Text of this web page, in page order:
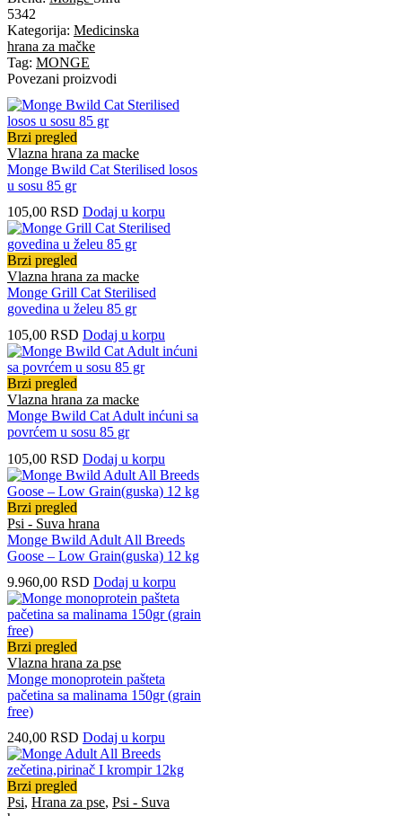
5342
Kategorija: Medicinska
hrana za mačke
Tag: MONGE
Povezani proizvodi
Brzi pregled
Vlazna hrana za macke
Monge Bwild Cat Sterilised losos
u sosu 85 gr
105,00 RSD Dodaj u korpu
Brzi pregled
Vlazna hrana za macke
Monge Grill Cat Sterilised
govedina u želeu 85 gr
105,00 RSD Dodaj u korpu
Brzi pregled
Vlazna hrana za macke
Monge Bwild Cat Adult inćuni sa
povrćem u sosu 85 gr
105,00 RSD Dodaj u korpu
Brzi pregled
Psi - Suva hrana
Monge Bwild Adult All Breeds
Goose – Low Grain(guska) 12 kg
9.960,00 RSD Dodaj u korpu
Brzi pregled
Vlazna hrana za pse
Monge monoprotein pašteta
pačetina sa malinama 150gr (grain
free)
240,00 RSD Dodaj u korpu
Brzi pregled
Psi, Hrana za pse, Psi - Suva